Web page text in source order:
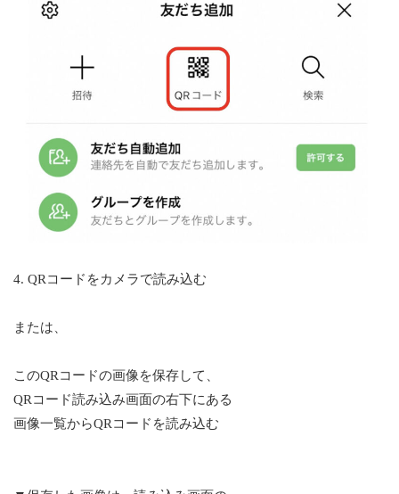
4. QRコードをカメラで読み込む
または、
このQRコードの画像を保存して、
QRコード読み込み画面の右下にある
画像一覧からQRコードを読み込む